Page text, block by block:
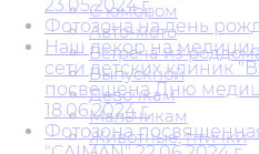
С юмором
Авто-мото
Встреча из
Выпускной
Девочкам
Мальчикам
Животные, птички
23.05.2024 г.
Фотозона на день
Наш декор на
сети детских клиник
посвещена Дню
18.06.2024 г.
Фотозона